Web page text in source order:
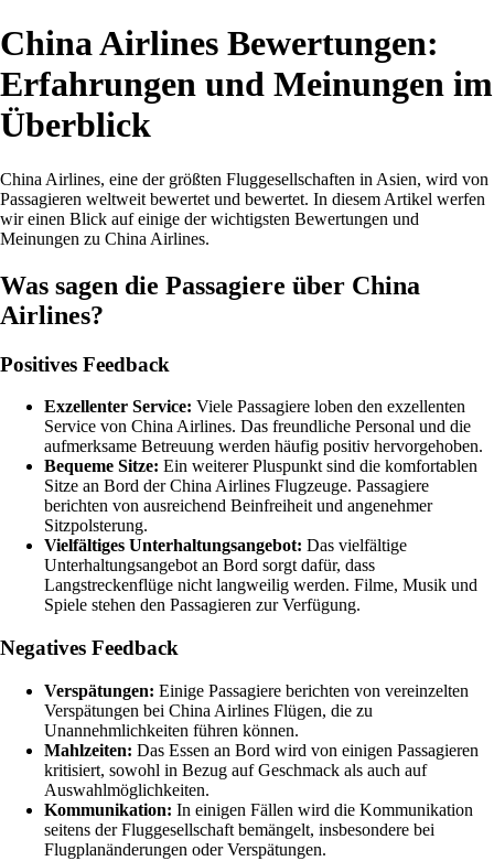
China Airlines Bewertungen:
Erfahrungen und Meinungen im
Überblick
China Airlines, eine der größten Fluggesellschaften in Asien, wird von
Passagieren weltweit bewertet und bewertet. In diesem Artikel werfen
wir einen Blick auf einige der wichtigsten Bewertungen und
Meinungen zu China Airlines.
Was sagen die Passagiere über China
Airlines?
Positives Feedback
Exzellenter Service: Viele Passagiere loben den exzellenten
Service von China Airlines. Das freundliche Personal und die
aufmerksame Betreuung werden häufig positiv hervorgehoben.
Bequeme Sitze: Ein weiterer Pluspunkt sind die komfortablen
Sitze an Bord der China Airlines Flugzeuge. Passagiere
berichten von ausreichend Beinfreiheit und angenehmer
Sitzpolsterung.
Vielfältiges Unterhaltungsangebot: Das vielfältige
Unterhaltungsangebot an Bord sorgt dafür, dass
Langstreckenflüge nicht langweilig werden. Filme, Musik und
Spiele stehen den Passagieren zur Verfügung.
Negatives Feedback
Verspätungen: Einige Passagiere berichten von vereinzelten
Verspätungen bei China Airlines Flügen, die zu
Unannehmlichkeiten führen können.
Mahlzeiten: Das Essen an Bord wird von einigen Passagieren
kritisiert, sowohl in Bezug auf Geschmack als auch auf
Auswahlmöglichkeiten.
Kommunikation: In einigen Fällen wird die Kommunikation
seitens der Fluggesellschaft bemängelt, insbesondere bei
Flugplanänderungen oder Verspätungen.